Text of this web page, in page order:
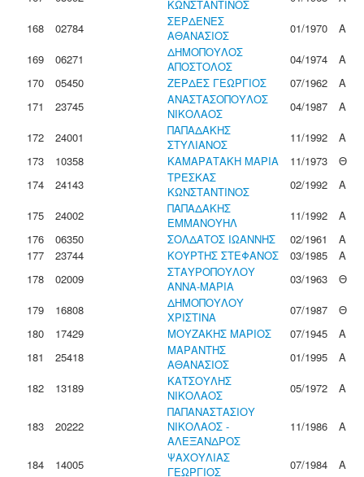
ΚΩΝΣΤΑΝΤΙΝΟΣ
168
02784
ΣΕΡΔΕΝΕΣ
ΑΘΑΝΑΣΙΟΣ
01/1970
Α
169
06271
ΔΗΜΟΠΟΥΛΟΣ
ΑΠΟΣΤΟΛΟΣ
04/1974
Α
170
05450 ΖΕΡΔΕΣ ΓΕΩΡΓΙΟΣ 07/1962
Α
171
23745
ΑΝΑΣΤΑΣΟΠΟΥΛΟΣ
ΝΙΚΟΛΑΟΣ
04/1987
Α
172
24001
ΠΑΠΑΔΑΚΗΣ
ΣΤΥΛΙΑΝΟΣ
11/1992
Α
173
10358 ΚΑΜΑΡΑΤΑΚΗ ΜΑΡΙΑ 11/1973
Θ
174
24143
ΤΡΕΣΚΑΣ
ΚΩΝΣΤΑΝΤΙΝΟΣ
02/1992
Α
175
24002
ΠΑΠΑΔΑΚΗΣ
ΕΜΜΑΝΟΥΗΛ
11/1992
Α
176
06350 ΣΟΛΔΑΤΟΣ ΙΩΑΝΝΗΣ 02/1961
Α
177
23744 ΚΟΥΡΤΗΣ ΣΤΕΦΑΝΟΣ 03/1985
Α
178
02009
ΣΤΑΥΡΟΠΟΥΛΟΥ
ΑΝΝΑ-ΜΑΡΙΑ
03/1963
Θ
179
16808
ΔΗΜΟΠΟΥΛΟΥ
ΧΡΙΣΤΙΝΑ
07/1987
Θ
180
17429 ΜΟΥΖΑΚΗΣ ΜΑΡΙΟΣ 07/1945
Α
181
25418
ΜΑΡΑΝΤΗΣ
ΑΘΑΝΑΣΙΟΣ
01/1995
Α
182
13189
ΚΑΤΣΟΥΛΗΣ
ΝΙΚΟΛΑΟΣ
05/1972 Α
183 20222
ΠΑΠΑΝΑΣΤΑΣΙΟΥ
ΝΙΚΟΛΑΟΣ -
ΑΛΕΞΑΝΔΡΟΣ
11/1986 Α
184 14005
ΨΑΧΟΥΛΙΑΣ
ΓΕΩΡΓΙΟΣ
07/1984
Α